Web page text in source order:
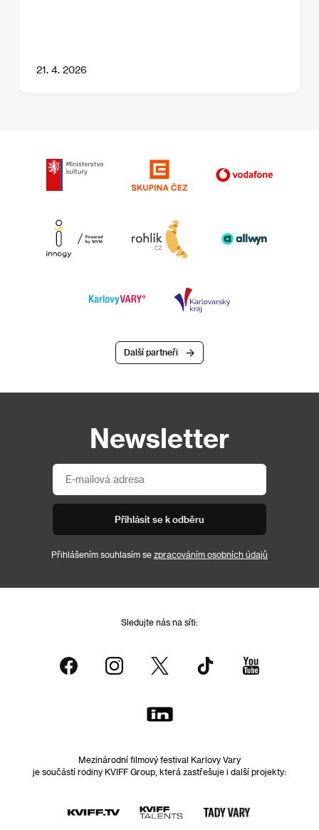
21. 4. 2026
Další partneři
Newsletter
Přihlásit se k odběru
Přihlášením souhlasím se zpracováním osobních údajů
Sledujte nás na síti:
Mezinárodní filmový festival Karlovy Vary
je součástí rodiny KVIFF Group, která zastřešuje i další projekty: